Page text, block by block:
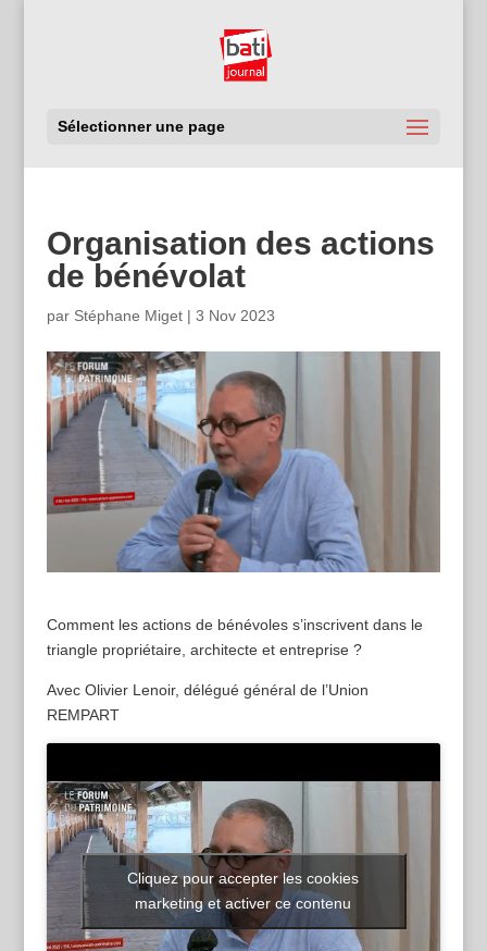
Sélectionner une page
Organisation des actions
de bénévolat
par Stéphane Miget| 3 Nov 2023
Comment les actions de bénévoles s’inscrivent dans le
triangle propriétaire, architecte et entreprise ?
Avec Olivier Lenoir, délégué général de l’Union
REMPART
Cliquez pour accepter les cookies
marketing et activer ce contenu